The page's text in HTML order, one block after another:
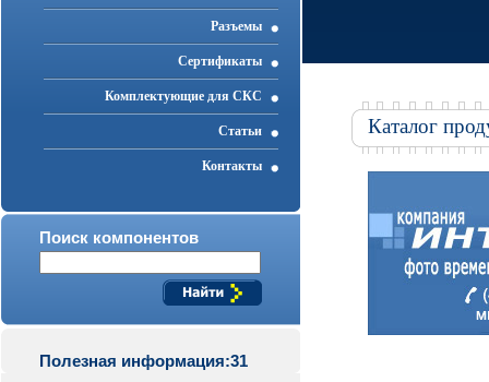
Разъемы
Cертификаты
Комплектующие для СКС
Статьи
Контакты
Поиск компонентов
Полезная информация:31
Каталог